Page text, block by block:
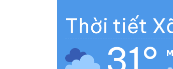
Thời tiết